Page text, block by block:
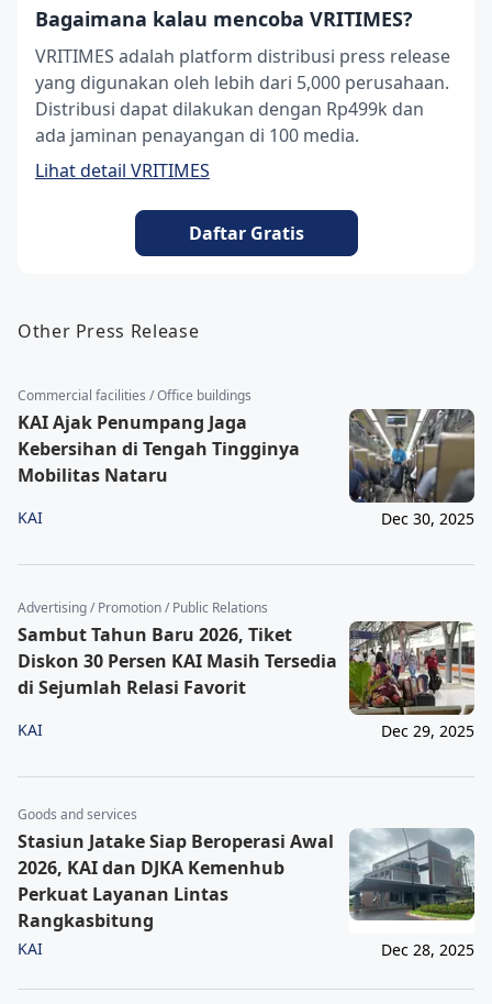
Bagaimana kalau mencoba VRITIMES?
VRITIMES adalah platform distribusi press release
yang digunakan oleh lebih dari 5,000 perusahaan.
Distribusi dapat dilakukan dengan Rp499k dan
ada jaminan penayangan di 100 media.
Lihat detail VRITIMES
Daftar Gratis
Other Press Release
Commercial facilities / Office buildings
KAI Ajak Penumpang Jaga
Kebersihan di Tengah Tingginya
Mobilitas Nataru
KAI Dec 30, 2025
Advertising / Promotion / Public Relations
Sambut Tahun Baru 2026, Tiket
Diskon 30 Persen KAI Masih Tersedia
di Sejumlah Relasi Favorit
KAI Dec 29, 2025
Goods and services
Stasiun Jatake Siap Beroperasi Awal
2026, KAI dan DJKA Kemenhub
Perkuat Layanan Lintas
Rangkasbitung
KAI Dec 28, 2025